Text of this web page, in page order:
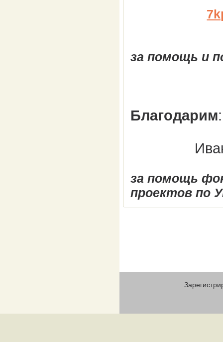
за помощь и
Благодарим:
за помощь
проектов по